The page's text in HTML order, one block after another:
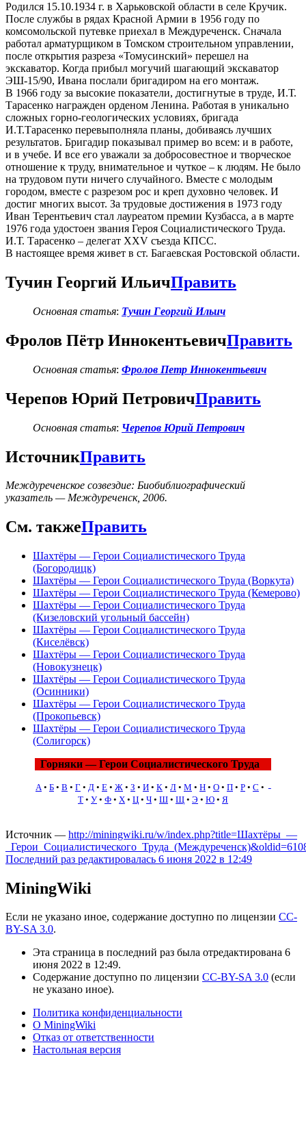
Родился 15.10.1934 г. в Харьковской области в селе Кручик.
После службы в рядах Красной Армии в 1956 году по
комсомольской путевке приехал в Междуреченск. Сначала
работал арматурщиком в Томском строительном управлении,
после открытия разреза «Томусинский» перешел на
экскаватор. Когда прибыл могучий шагающий экскаватор
ЭШ-15/90, Ивана послали бригадиром на его монтаж.
В 1966 году за высокие показатели, достигнутые в труде, И.Т.
Тарасенко награжден орденом Ленина. Работая в уникально
сложных горно-геологических условиях, бригада
И.Т.Тарасенко перевыполняла планы, добиваясь лучших
результатов. Бригадир показывал пример во всем: и в работе,
и в учебе. И все его уважали за добросовестное и творческое
отношение к труду, внимательное и чуткое – к людям. Не было
на трудовом пути ничего случайного. Вместе с молодым
городом, вместе с разрезом рос и креп духовно человек. И
достиг многих высот. За трудовые достижения в 1973 году
Иван Терентьевич стал лауреатом премии Кузбасса, а в марте
1976 года удостоен звания Героя Социалистического Труда.
И.Т. Тарасенко – делегат XXV съезда КПСС.
В настоящее время живет в ст. Багаевская Ростовской области.
Тучин Георгий ИльичПравить
Основная статья: Тучин Георгий Ильич
Фролов Пётр ИннокентьевичПравить
Основная статья: Фролов Петр Иннокентьевич
Черепов Юрий ПетровичПравить
Основная статья: Черепов Юрий Петрович
ИсточникПравить
Междуреченское созвездие: Биобиблиографический
указатель — Междуреченск, 2006.
См. такжеПравить
Шахтёры — Герои Социалистического Труда
(Богородицк)
Шахтёры — Герои Социалистического Труда (Воркута)
Шахтёры — Герои Социалистического Труда (Кемерово)
Шахтёры — Герои Социалистического Труда
(Кизеловский угольный бассейн)
Шахтёры — Герои Социалистического Труда
(Киселёвск)
Шахтёры — Герои Социалистического Труда
(Новокузнецк)
Шахтёры — Герои Социалистического Труда
(Осинники)
Шахтёры — Герои Социалистического Труда
(Прокопьевск)
Шахтёры — Герои Социалистического Труда
(Солигорск)
Горняки — Герои Социалистического Труда
А• Б • В • Г • Д • Е • Ж • З • И • К • Л • М • Н • О • П • Р • С •
Т • У • Ф • Х • Ц • Ч • Ш • Щ • Э • Ю • Я
Источник — http://miningwiki.ru/w/index.php?title=Шахтёры_—
Последний раз редактировалась 6 июня 2022 в 12:49
MiningWiki
Если не указано иное, содержание доступно по лицензии CC-
BY-SA 3.0.
Эта страница в последний раз была отредактирована 6
июня 2022 в 12:49.
Содержание доступно по лицензии CC-BY-SA 3.0 (если
не указано иное).
Политика конфиденциальности
О MiningWiki
Отказ от ответственности
Настольная версия